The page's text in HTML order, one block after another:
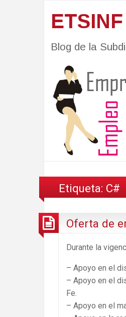
Blog de la
Etiqueta: C#
Oferta de
Durante la
– Apoyo en el
– Apoyo en el
Fe.
– Apoyo en el